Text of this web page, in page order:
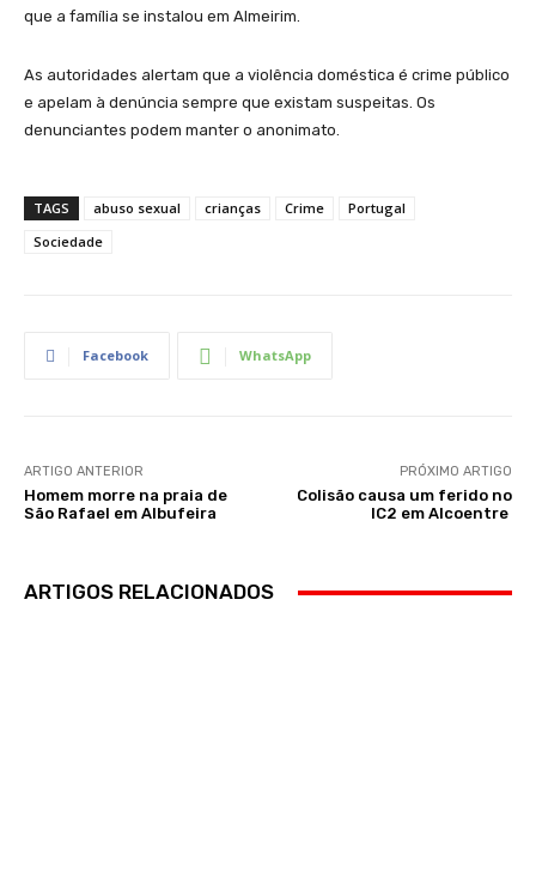
que a família se instalou em Almeirim.
As autoridades alertam que a violência doméstica é crime público
e apelam à denúncia sempre que existam suspeitas. Os
denunciantes podem manter o anonimato.
TAGS abuso sexual crianças Crime
Portugal
Sociedade
Facebook WhatsApp
ARTIGO ANTERIOR
Homem morre na praia de
São Rafael em Albufeira
PRÓXIMO ARTIGO
Colisão causa um ferido no
IC2 em Alcoentre
ARTIGOS RELACIONADOS